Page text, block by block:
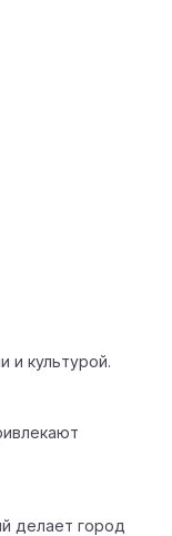
и культурой.
делает город